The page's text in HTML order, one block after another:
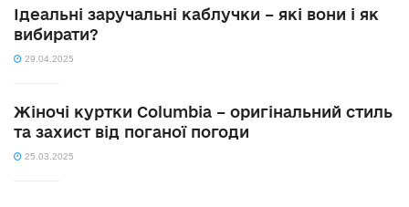
Ідеальні заручальні каблучки – які вони і як
вибирати?
29.04.2025
Жіночі куртки Columbia – оригінальний стиль
та захист від поганої погоди
25.03.2025